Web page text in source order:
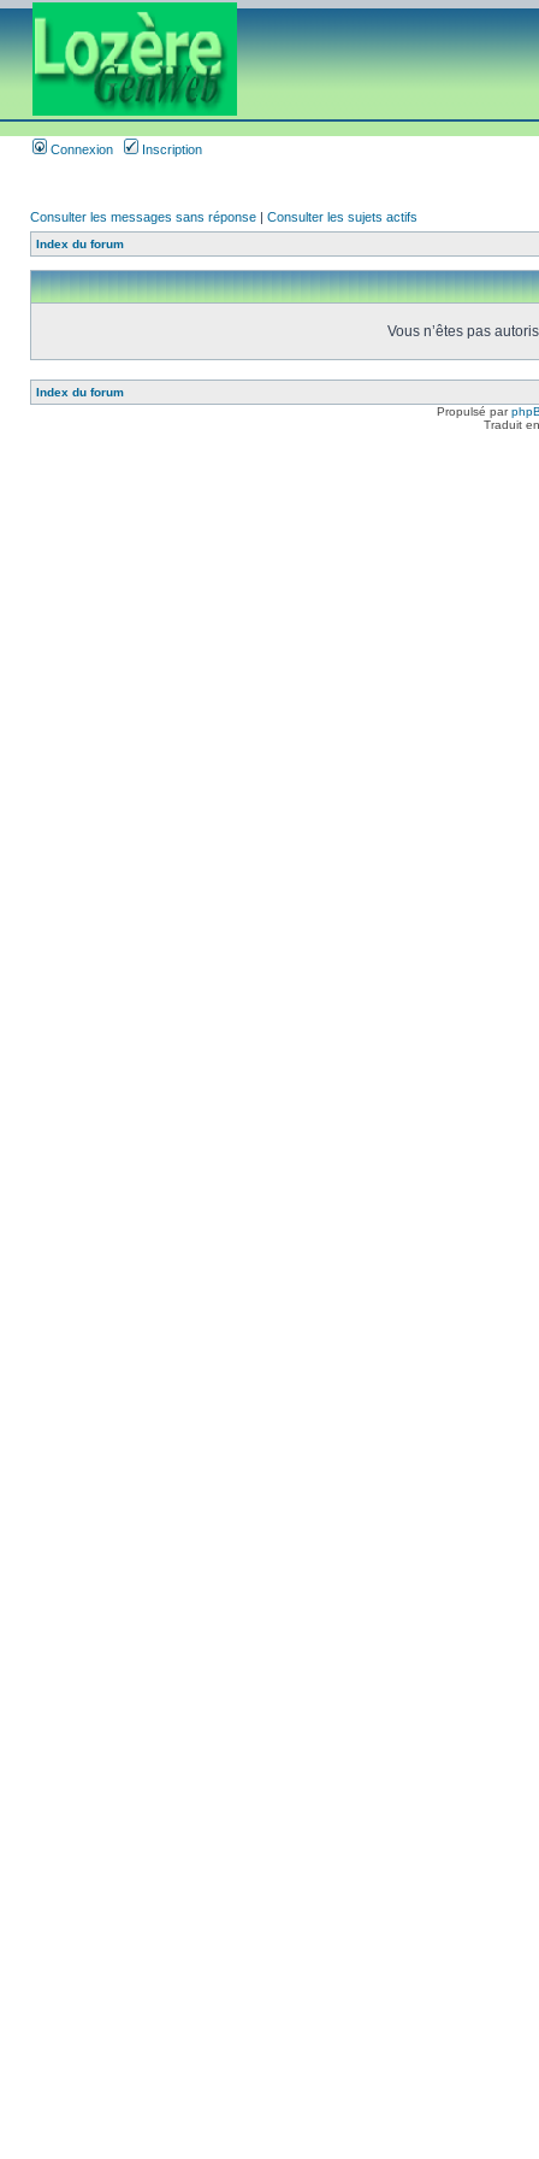
Connexion Inscription
Consulter les messages sans réponse | Consulter les sujets actifs
Index du forum
Vous n’êtes pas
Index du forum
Propulsé par
Traduit